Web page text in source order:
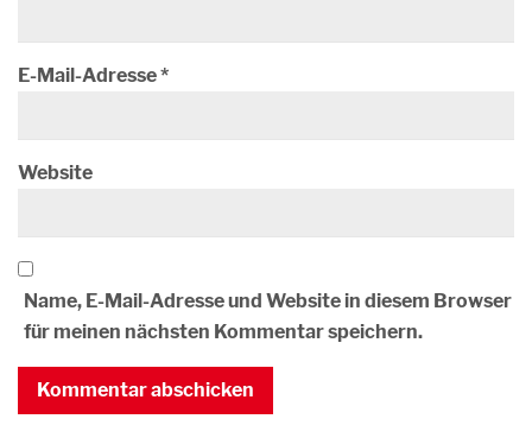
E-Mail-Adresse*
Website
Name, E-Mail-Adresse und Website in diesem Browser
für meinen nächsten Kommentar speichern.